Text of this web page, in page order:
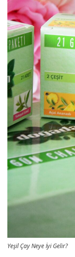
Yeşil Çay Neye İyi Gelir?